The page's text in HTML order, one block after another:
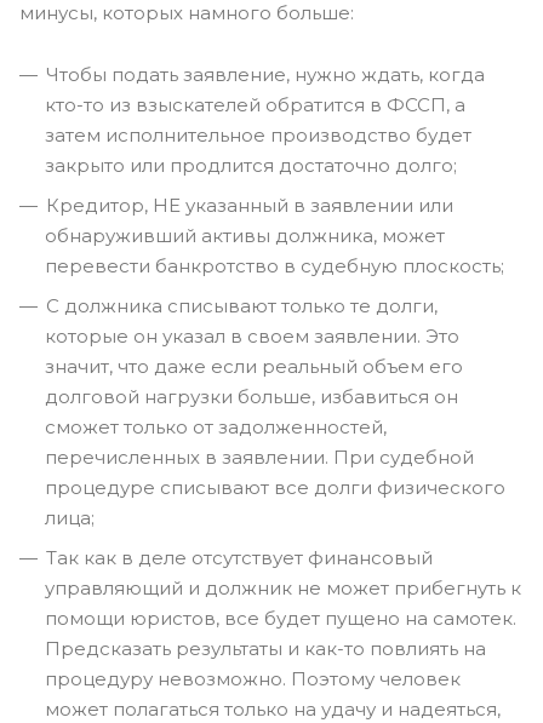
минусы, которых намного больше:
Чтобы подать заявление, нужно ждать, когда
кто-то из взыскателей обратится в ФССП, а
затем исполнительное производство будет
закрыто или продлится достаточно долго;
Кредитор, НЕ указанный в заявлении или
обнаруживший активы должника, может
перевести банкротство в судебную плоскость;
С должника списывают только те долги,
которые он указал в своем заявлении. Это
значит, что даже если реальный объем его
долговой нагрузки больше, избавиться он
сможет только от задолженностей,
перечисленных в заявлении. При судебной
процедуре списывают все долги физического
лица;
Так как в деле отсутствует финансовый
управляющий и должник не может прибегнуть к
помощи юристов, все будет пущено на самотек.
Предсказать результаты и как-то повлиять на
процедуру невозможно. Поэтому человек
может полагаться только на удачу и надеяться,